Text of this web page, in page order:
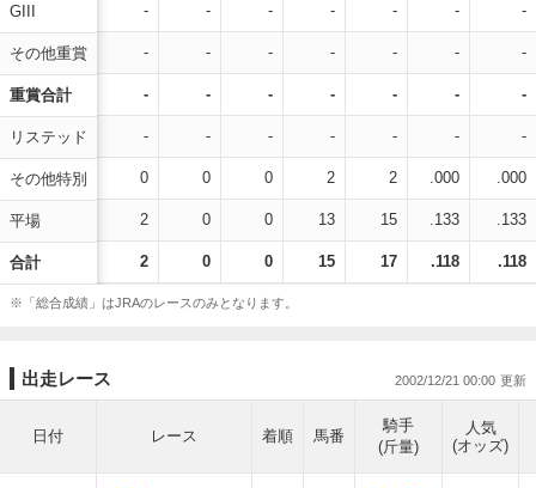
GIII
その他重賞
重賞合計
リステッド
その他特別
平場
合計
- - - - - - -
- - - - - - -
- - - - - - -
- - - - - - -
0 0 0 2 2 .000 .000
2 0 0 13 15 .133 .133
2 0 0 15 17 .118 .118
※「総合成績」はJRAのレースのみとなります。
出走レース 2002/12/21 00:00
日付 レース 着順 馬番
騎手
(斤量)
人気
(オッズ)